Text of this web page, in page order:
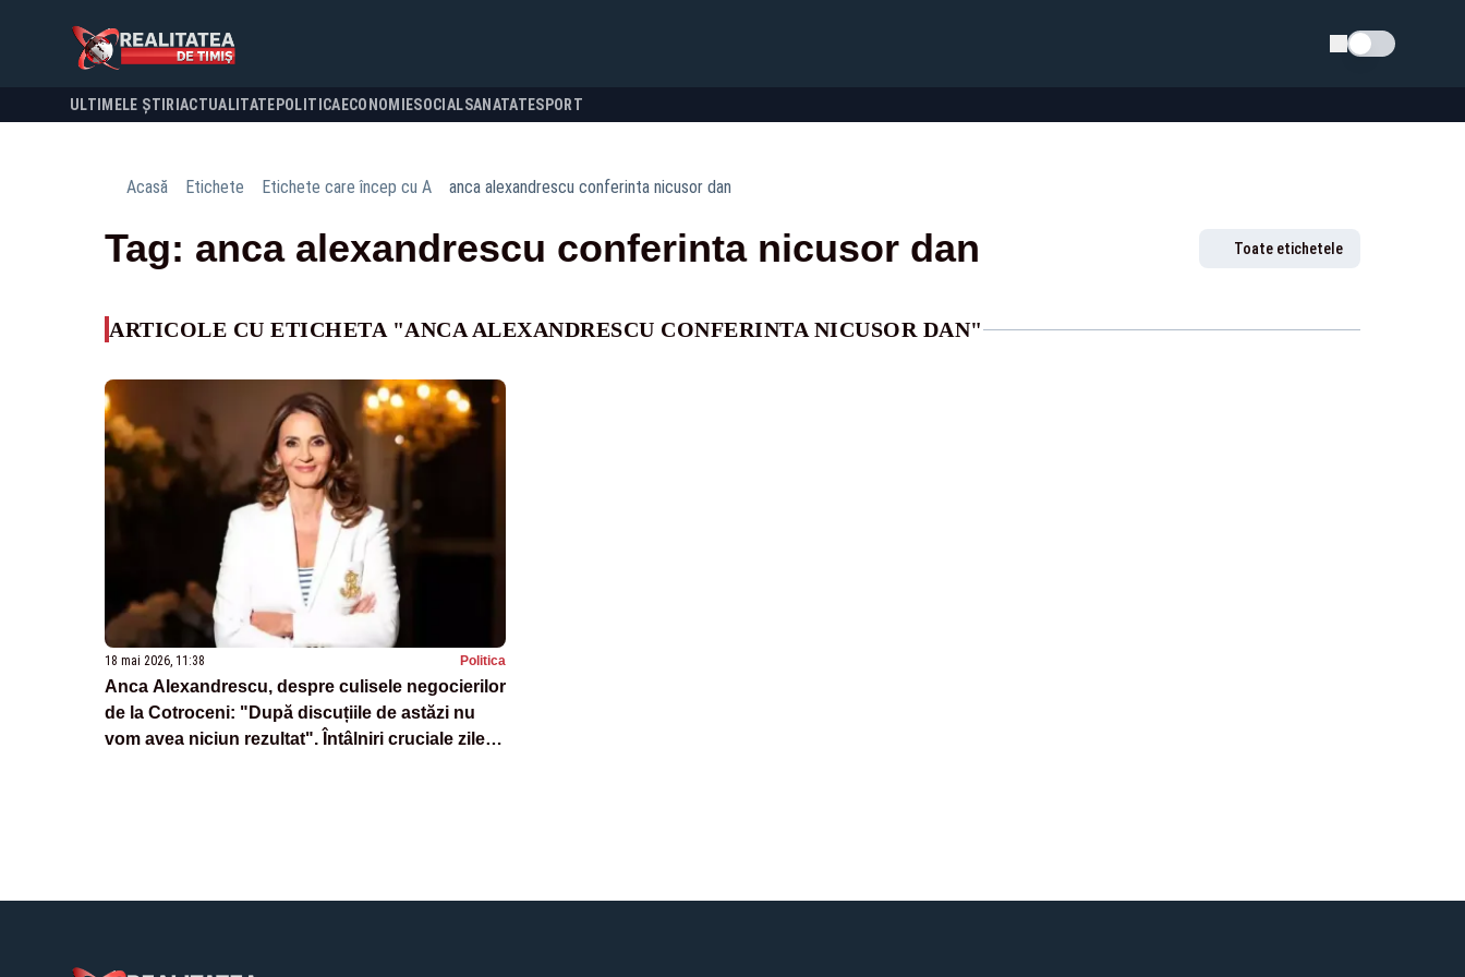
Schimba tema
ULTIMELE ȘTIRI ACTUALITATE POLITICA ECONOMIESOCIALSANATATESPORT
Acasă Etichete Etichete care încep cu A anca alexandrescu conferinta nicusor dan
Tag: anca alexandrescu conferinta nicusor dan Toate etichetele
ARTICOLE CU ETICHETA "ANCA ALEXANDRESCU CONFERINTA NICUSOR DAN"
18 mai 2026, 11:38 Politica
Anca Alexandrescu, despre culisele negocierilor
de la Cotroceni: "După discuțiile de astăzi nu
vom avea niciun rezultat". Întâlniri cruciale zilele